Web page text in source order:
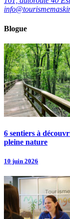
Blogue
6 sentiers à
pleine nature
10 juin 2026